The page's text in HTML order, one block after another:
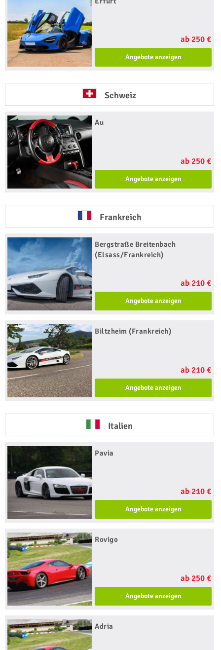
ab 250 €
Angebote anzeigen
Schweiz
Au
ab 250 €
Angebote anzeigen
Frankreich
Bergstraße Breitenbach
(Elsass/Frankreich)
ab 210 €
Angebote anzeigen
Biltzheim (Frankreich)
ab 210 €
Angebote anzeigen
Italien
Pavia
ab 210 €
Angebote anzeigen
Rovigo
ab 250 €
Angebote anzeigen
Adria